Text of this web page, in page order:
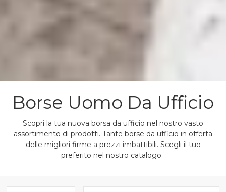
Borse Uomo Da Ufficio
Scopri la tua nuova borsa da ufficio nel nostro vasto
assortimento di prodotti. Tante borse da ufficio in offerta
delle migliori firme a prezzi imbattibili. Scegli il tuo
preferito nel nostro catalogo.